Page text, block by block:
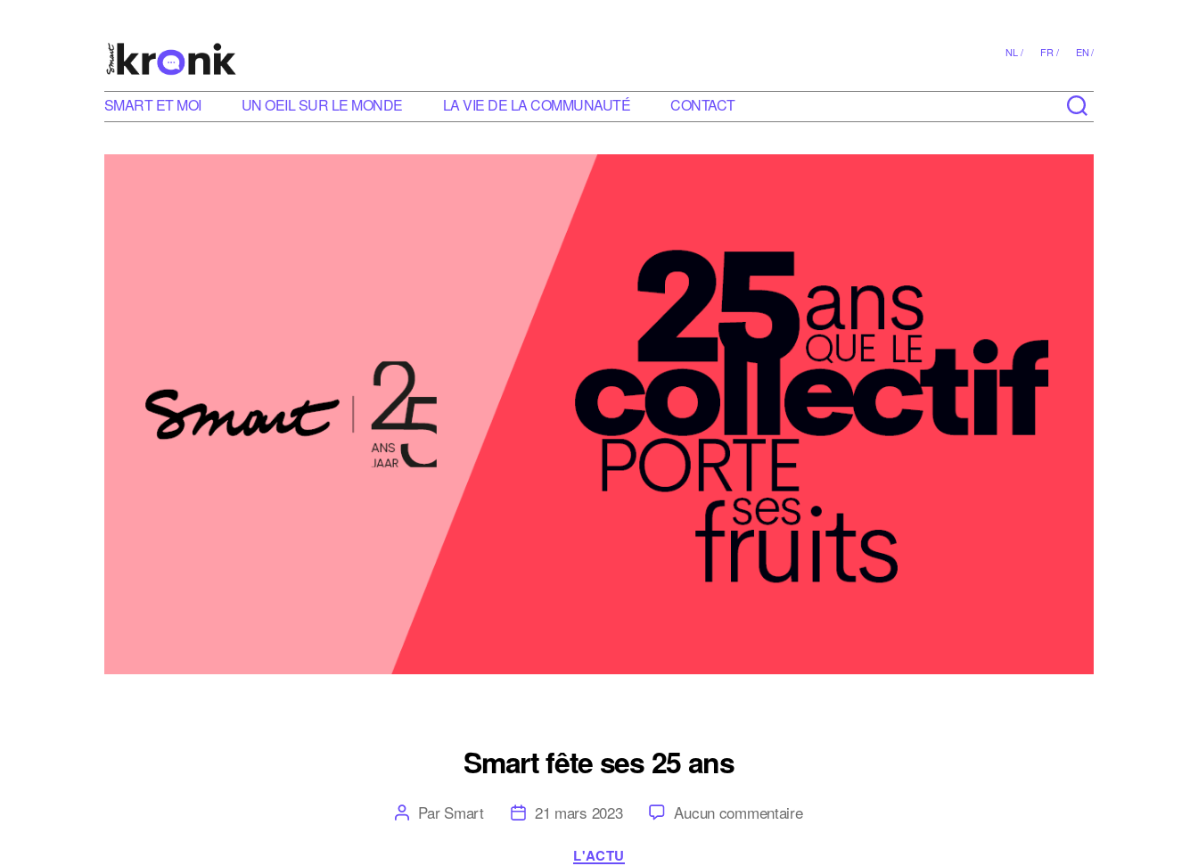
NL / FR / EN /
SMART ET MOI UN OEIL SUR LE MONDE LA VIE DE LA COMMUNAUTÉ CONTACT
Smart fête ses 25 ans
Auteur
de
Par Smart Date
de
21 mars 2023 Aucun commentairesur
Catégories
L'ACTU